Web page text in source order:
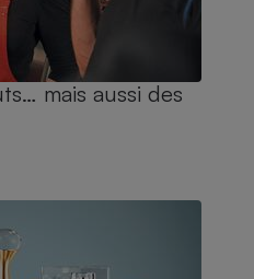
mais aussi des